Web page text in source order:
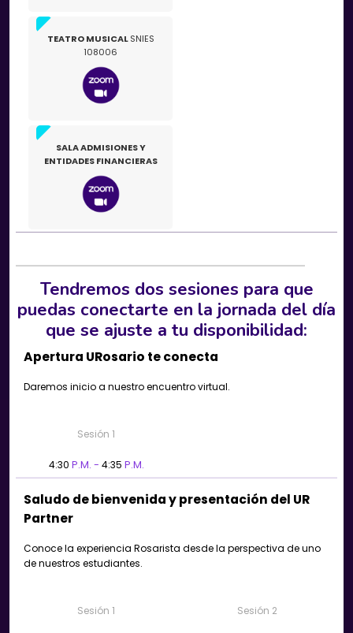
TEATRO MUSICALSNIES
108006
SALA ADMISIONES Y
ENTIDADES FINANCIERAS
Tendremos dos sesiones para que
puedas conectarte en la jornada del día
que se ajuste a tu disponibilidad:
Apertura URosario te conecta
Daremos inicio a nuestro encuentro virtual.
Sesión 1
4:30 P.M. - 4:35 P.M.
Saludo de bienvenida y presentación del UR
Partner
Conoce la experiencia Rosarista desde la perspectiva de uno
de nuestros estudiantes.
Sesión 1 Sesión 2